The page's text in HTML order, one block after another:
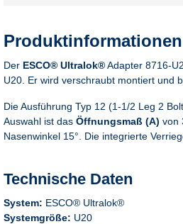
Produktinformationen
Der ESCO® Ultralok®Adapter 8716-
U20. Er wird verschraubt montiert und
Die Ausführung Typ 12 (1-1/2 Leg 2
Auswahl ist das Öffnungsmaß (A) von
Nasenwinkel 15°. Die integrierte
Technische Daten
System: ESCO® Ultralok®
Systemgröße: U20